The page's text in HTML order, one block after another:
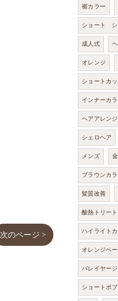
次のページ >
裾カラー
ショート シ
成人式
オレンジ
ショートカッ
インナーカ
ヘアアレンジ
シェロヘア
メンズ
ブラウンカ
髪質改善
酸熱トリー
ハイライト
オレンジベ
バレイヤー
ショートボブ